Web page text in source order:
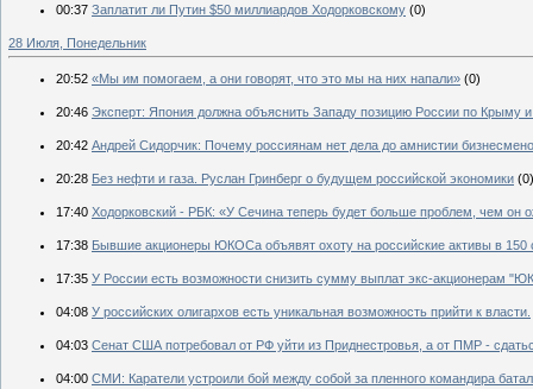
00:37 Заплатит ли Путин $50 миллиардов Ходорковскому (0)
28 Июля, Понедельник
20:52 «Мы им помогаем, а они говорят, что это мы на них напали» (0)
20:46 Эксперт: Япония должна объяснить Западу позицию России по Крыму
20:42 Андрей Сидорчик: Почему россиянам нет дела до амнистии
20:28 Без нефти и газа. Руслан Гринберг о будущем российской экономики (0)
17:40 Ходорковский - РБК: «У Сечина теперь будет больше проблем, чем он
17:38 Бывшие акционеры ЮКОСа объявят охоту на российские активы в 150
17:35 У России есть возможности снизить сумму выплат экс-акционерам
04:08 У российских олигархов есть уникальная возможность прийти к власти.
04:03 Сенат США потребовал от РФ уйти из Приднестровья, а от ПМР -
04:00 СМИ: Каратели устроили бой между собой за пленного командира